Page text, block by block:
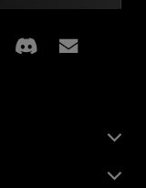
Facebook